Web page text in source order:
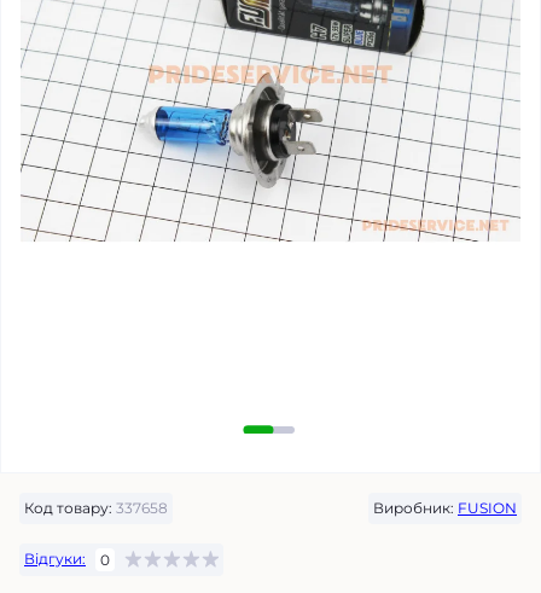
Код товару: 337658 Виробник: FUSION
Відгуки: 0